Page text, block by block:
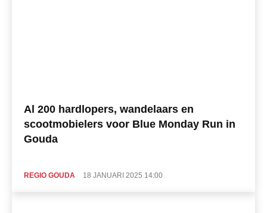
Al 200 hardlopers, wandelaars en
scootmobielers voor Blue Monday Run in
Gouda
REGIO GOUDA 18 JANUARI 2025 14:00